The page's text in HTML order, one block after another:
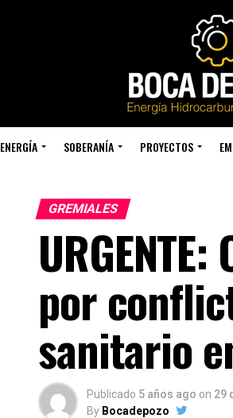
ENERGÍA SOBERANÍA PROYECTOS
GREMIALES
por
sanitario
Publicado 5 años ago on 29
By Bocadepozo